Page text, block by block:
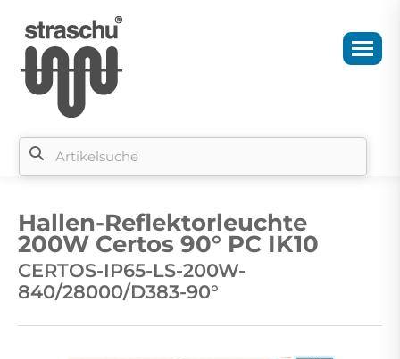
Hallen-Reflektorleuchte
200W Certos 90° PC IK10
CERTOS-IP65-LS-200W-
840/28000/D383-90°